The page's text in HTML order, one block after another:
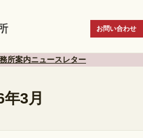
お問い合わせ
所案内ニュースレター
3月